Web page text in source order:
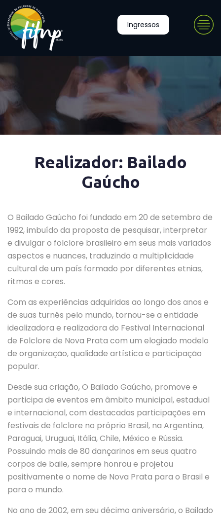
Ingressos
Realizador: Bailado
Gaúcho
O Bailado Gaúcho foi fundado em 20 de setembro de
1992, imbuído da proposta de pesquisar, interpretar
e divulgar o folclore brasileiro em seus mais variados
aspectos e nuances, traduzindo a multiplicidade
cultural de um país formado por diferentes etnias,
ritmos e cores.
Com as experiências adquiridas ao longo dos anos e
de suas turnês pelo mundo, tornou-se a entidade
idealizadora e realizadora do Festival Internacional
de Folclore de Nova Prata com um elogiado modelo
de organização, qualidade artística e participação
popular.
Desde sua criação, O Bailado Gaúcho, promove e
participa de eventos em âmbito municipal, estadual
e internacional, com destacadas participações em
festivais de folclore no próprio Brasil, na Argentina,
Paraguai, Uruguai, Itália, Chile, México e Rússia.
Possuindo mais de 80 dançarinos em seus quatro
corpos de baile, sempre honrou e projetou
positivamente o nome de Nova Prata para o Brasil e
para o mundo.
No ano de 2002, em seu décimo aniversário, o Bailado